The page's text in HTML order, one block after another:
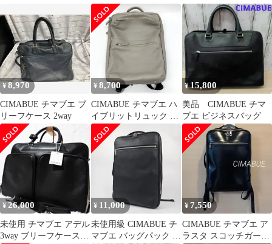
ク トートバッグ
¥8,970
CIMABUE チマブエ ブ
リーフケース 2way
¥8,700
CIMABUE チマブエ ハ
イブリットリュック バ
ックパック A4可 ビジ
ネスリュック レザー デ
イバッグ カジュアル メ
B14636◆
¥15,800
美品 CIMABUE チマ
ブエ ビジネスバッグ
¥26,000
未使用 チマブエ アデル
3way ブリーフケース
¥ 11,000
未使用級 CIMABUE チ
マブエ バッグパック ビ
¥ 7,550
CIMABUE チマブエ ア
ラスタ スコッチガード